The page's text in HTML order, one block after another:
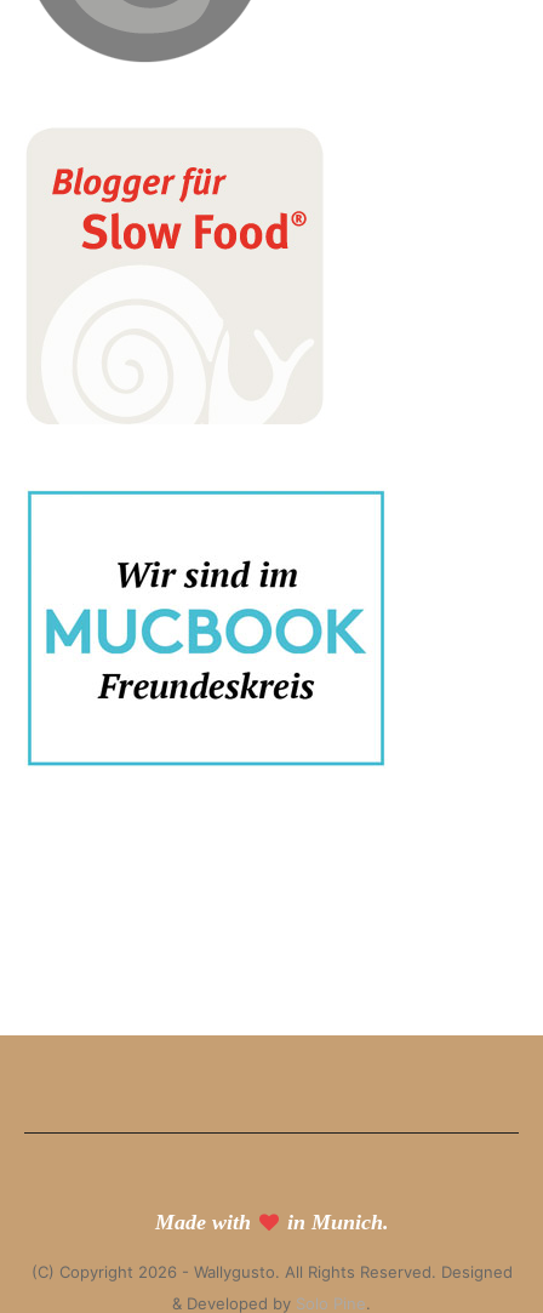
Made with in Munich.
(C) Copyright 2026 - Wallygusto. All Rights Reserved. Designed
& Developed by Solo Pine.